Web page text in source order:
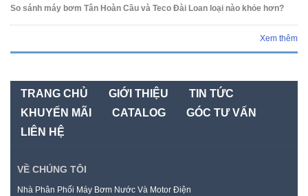
So sánh máy bơm Tân Hoàn Cầu và Teco Đài Loan loại nào khỏe hơn?
Xem thêm
TRANG CHỦ GIỚI THIỆU
TIN TỨC
KHUYẾN MÃI
CATALOG
GÓC TƯ VẤN
LIÊN HỆ
VỀ CHÚNG TÔI
Nhà Phân Phối Máy Bơm Nước Và Motor Điện